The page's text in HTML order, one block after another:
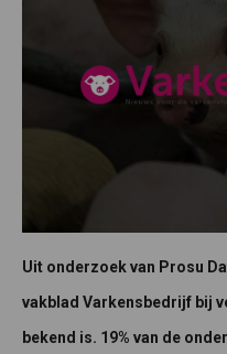
Uit onderzoek van Prosu
vakblad Varkensbedrijf bij
bekend is. 19% van de